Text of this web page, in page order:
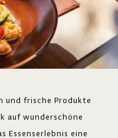
und frische Produkte
auf wunderschöne
Essenserlebnis eine